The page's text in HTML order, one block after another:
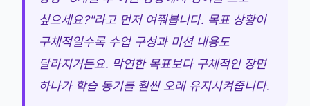
싶으세요?"라고 먼저 여쭤봅니다. 목표 상황이
구체적일수록 수업 구성과 미션 내용도
달라지거든요. 막연한 목표보다 구체적인 장면
하나가 학습 동기를 훨씬 오래 유지시켜줍니다.